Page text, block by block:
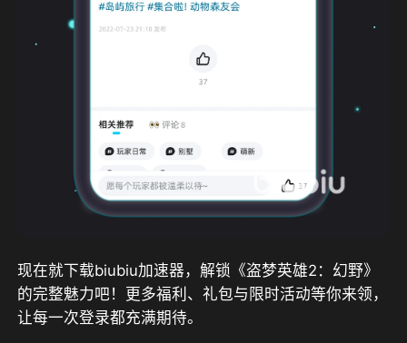
现在就下载biubiu加速器，解锁《盗梦英雄2：幻野》
的完整魅力吧！更多福利、礼包与限时活动等你来领，
让每一次登录都充满期待。